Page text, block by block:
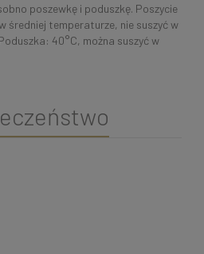
poszewkę i poduszkę. Poszycie
średniej temperaturze, nie suszyć w
40°C, można suszyć w